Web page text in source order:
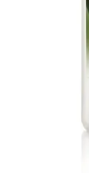
Doğal ve bitkisel saç
güçlendirir ve hacim
gibi doğal ürünlerle
Blendax Badem
Doğal ve Güçlü
Avon Care
Şampuan ve